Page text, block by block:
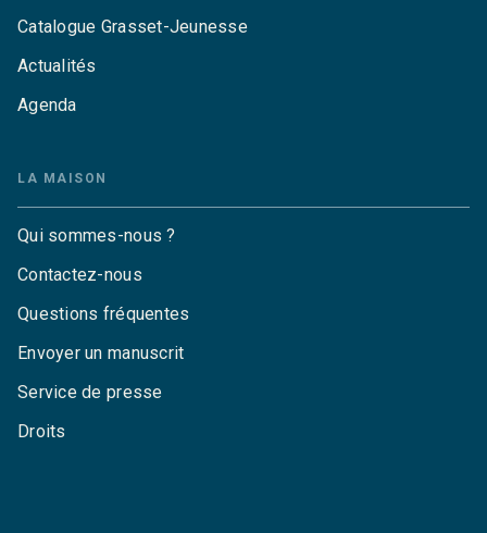
Catalogue Grasset-Jeunesse
Actualités
Agenda
LA MAISON
Qui sommes-nous ?
Contactez-nous
Questions fréquentes
Envoyer un manuscrit
Service de presse
Droits